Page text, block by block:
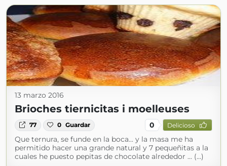
13 marzo 2016
Brioches tiernicitas i moelleuses
77 0 Guardar 0 Delicioso
Que ternura, se funde en la boca... y la masa me ha
permitido hacer una grande natural y 7 pequeñitas a la
cuales he puesto pepitas de chocolate alrededor ... (...)